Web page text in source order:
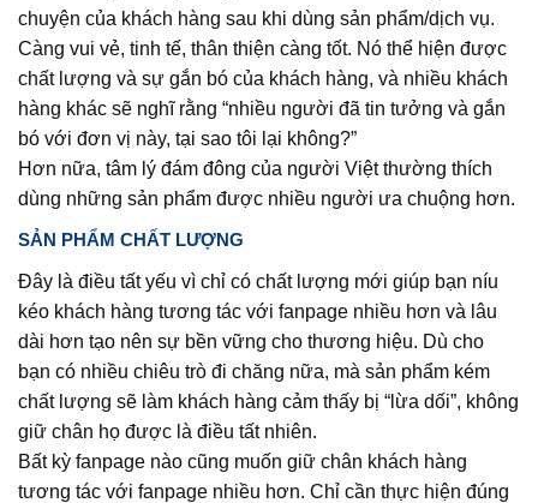
chuyện của khách hàng sau khi dùng sản phẩm/dịch vụ.
Càng vui vẻ, tinh tế, thân thiện càng tốt. Nó thể hiện được
chất lượng và sự gắn bó của khách hàng, và nhiều khách
hàng khác sẽ nghĩ rằng “nhiều người đã tin tưởng và gắn
bó với đơn vị này, tại sao tôi lại không?”
Hơn nữa, tâm lý đám đông của người Việt thường thích
dùng những sản phẩm được nhiều người ưa chuộng hơn.
SẢN PHẨM CHẤT LƯỢNG
Đây là điều tất yếu vì chỉ có chất lượng mới giúp bạn níu
kéo khách hàng tương tác với fanpage nhiều hơn và lâu
dài hơn tạo nên sự bền vững cho thương hiệu. Dù cho
bạn có nhiều chiêu trò đi chăng nữa, mà sản phẩm kém
chất lượng sẽ làm khách hàng cảm thấy bị “lừa dối”, không
giữ chân họ được là điều tất nhiên.
Bất kỳ fanpage nào cũng muốn giữ chân khách hàng
tương tác với fanpage nhiều hơn. Chỉ cần thực hiện đúng